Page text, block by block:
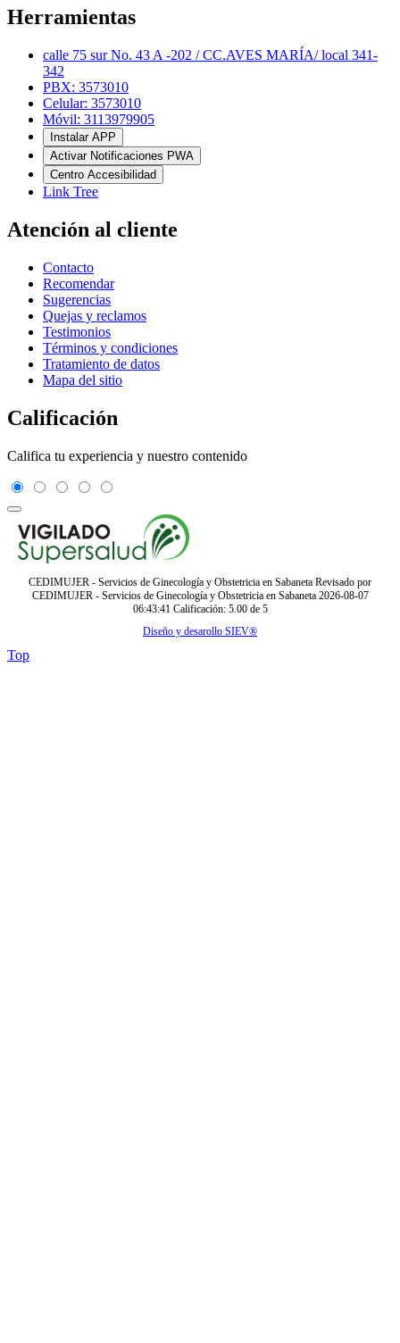
Herramientas
calle 75 sur No. 43 A -202 / CC.AVES MARÍA/ local 341-
342
PBX: 3573010
Celular: 3573010
Móvil: 3113979905
Instalar APP
Activar Notificaciones PWA
Centro Accesibilidad
Link Tree
Atención al cliente
Contacto
Recomendar
Sugerencias
Quejas y reclamos
Testimonios
Términos y condiciones
Tratamiento de datos
Mapa del sitio
Calificación
Califica tu experiencia y nuestro contenido
CEDIMUJER - Servicios de Ginecología y Obstetricia en Sabaneta Revisado por
CEDIMUJER - Servicios de Ginecología y Obstetricia en Sabaneta 2026-08-07
06:43:41 Calificación: 5.00 de 5
Diseño y desarollo SIEV®
Top